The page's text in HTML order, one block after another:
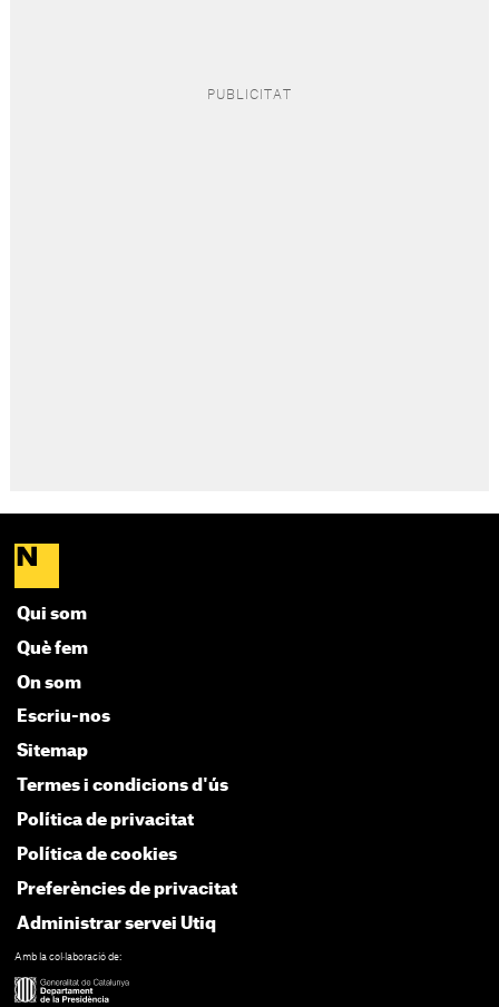
Qui som
Què fem
On som
Escriu-nos
Sitemap
Termes i condicions d'ús
Política de privacitat
Política de cookies
Preferències de privacitat
Administrar servei Utiq
Amb la col·laboració de: